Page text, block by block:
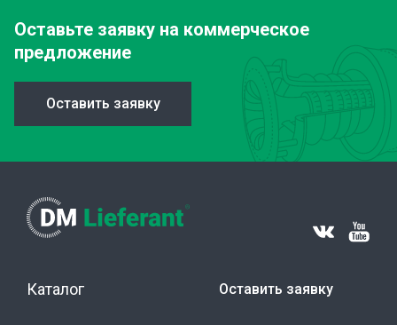
Оставьте заявку на коммерческое
предложение
Оставить заявку
Каталог Оставить заявку